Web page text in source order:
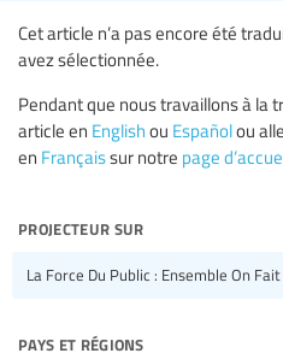
Cet article n’a pas encore été
avez sélectionnée.
Pendant que nous travaillons à la
article en English ou Españolou
en Françaissur notre page
projecteur sur
La Force Du Public : Ensemble On
pays et régions